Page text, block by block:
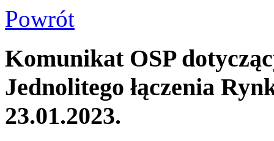
Powrót
Komunikat OSP
Jednolitego łączenia
23.01.2023.